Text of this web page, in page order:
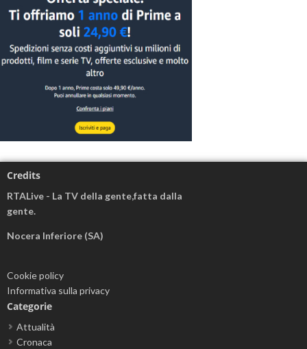
Credits
RTALive - La TV della gente,fatta dalla
gente.
Nocera Inferiore (SA)
Cookie policy
Informativa sulla privacy
Categorie
Attualità
Cronaca